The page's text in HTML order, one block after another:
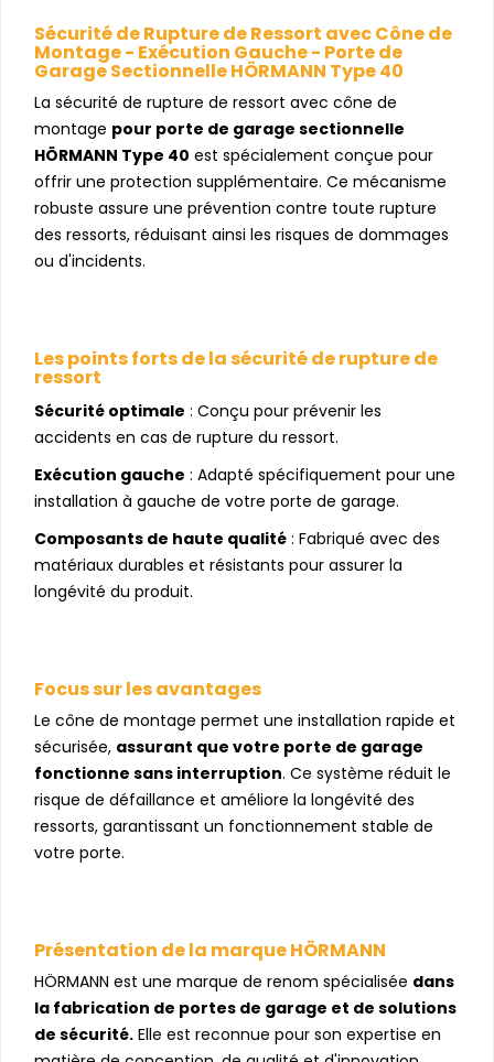
Sécurité de Rupture de Ressort avec Cône de
Montage - Exécution Gauche - Porte de
Garage Sectionnelle HÖRMANN Type 40
La sécurité de rupture de ressort avec cône de
montage pour porte de garage sectionnelle
HÖRMANN Type 40 est spécialement conçue pour
offrir une protection supplémentaire. Ce mécanisme
robuste assure une prévention contre toute rupture
des ressorts, réduisant ainsi les risques de dommages
ou d'incidents.
Les points forts de la sécurité de rupture de
ressort
Sécurité optimale : Conçu pour prévenir les
accidents en cas de rupture du ressort.
Exécution gauche : Adapté spécifiquement pour une
installation à gauche de votre porte de garage.
Composants de haute qualité : Fabriqué avec des
matériaux durables et résistants pour assurer la
longévité du produit.
Focus sur les avantages
Le cône de montage permet une installation rapide et
sécurisée, assurant que votre porte de garage
fonctionne sans interruption. Ce système réduit le
risque de défaillance et améliore la longévité des
ressorts, garantissant un fonctionnement stable de
votre porte.
Présentation de la marque HÖRMANN
HÖRMANN est une marque de renom spécialisée dans
la fabrication de portes de garage et de solutions
de sécurité. Elle est reconnue pour son expertise en